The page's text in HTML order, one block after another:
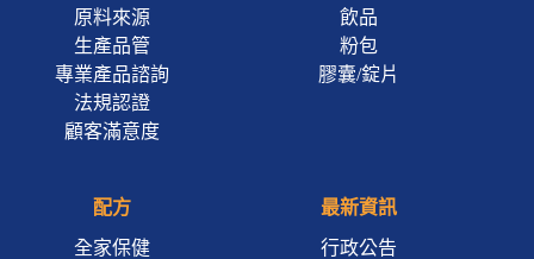
原料來源
生產品管
專業產品諮詢
法規認證
顧客滿意度
飲品
粉包
膠囊/錠片
配方
全家保健
最新資訊
行政公告